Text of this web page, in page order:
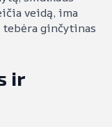
veidą, ima
ginčytinas
ir